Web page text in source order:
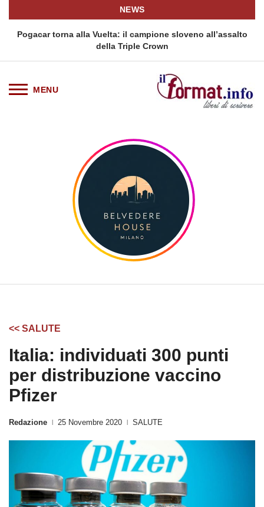
NEWS
Pogacar torna alla Vuelta: il campione sloveno all’assalto
della Triple Crown
<< SALUTE
Italia: individuati 300 punti
per distribuzione vaccino
Pfizer
Redazione 25 Novembre 2020 SALUTE